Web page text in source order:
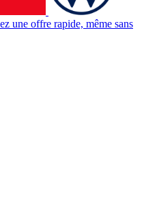
une offre rapide, même sans